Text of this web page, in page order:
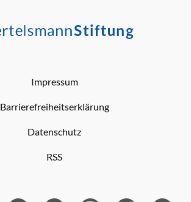
Impressum
Barrierefreiheitserklärung
Datenschutz
RSS